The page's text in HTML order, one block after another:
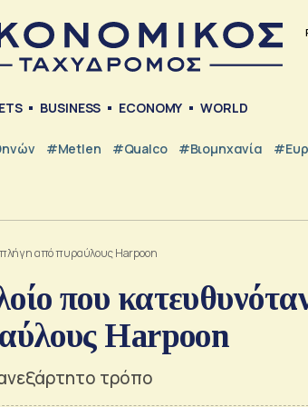
BUSINESS ECONOMY WORLD
#metlen #Qualco #Βιομηχανία
από πυραύλους Harpoon
που
Harpoon
τρόπο